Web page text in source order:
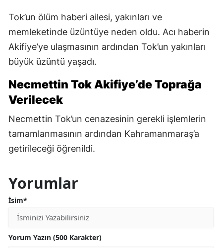
Tok’un ölüm haberi ailesi, yakınları ve
memleketinde üzüntüye neden oldu. Acı haberin
Akifiye’ye ulaşmasının ardından Tok’un yakınları
büyük üzüntü yaşadı.
Necmettin Tok Akifiye’de Toprağa
Verilecek
Necmettin Tok’un cenazesinin gerekli işlemlerin
tamamlanmasının ardından Kahramanmaraş’a
getirileceği öğrenildi.
Yorumlar
İsim*
Yorum Yazın (500 Karakter)